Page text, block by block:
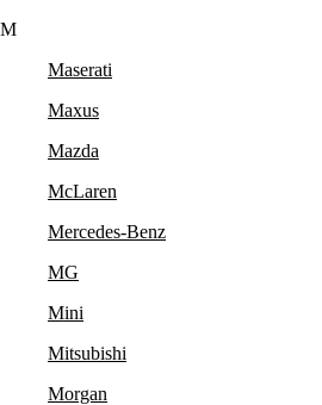
M
Maserati
Maxus
Mazda
McLaren
Mercedes-Benz
MG
Mini
Mitsubishi
Morgan